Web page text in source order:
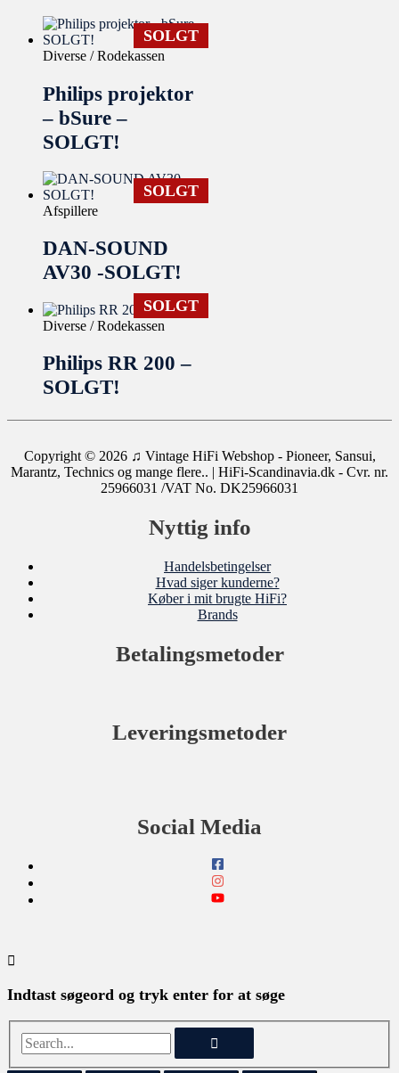
SOLGT
Diverse / Rodekassen
Philips projektor
– bSure –
SOLGT!
SOLGT
Afspillere
DAN-SOUND
AV30 -SOLGT!
SOLGT
Diverse / Rodekassen
Philips RR 200 –
SOLGT!
Copyright © 2026 ♫ Vintage HiFi Webshop - Pioneer, Sansui,
Marantz, Technics og mange flere.. | HiFi-Scandinavia.dk - Cvr. nr.
25966031 /VAT No. DK25966031
Nyttig info
Handelsbetingelser
Hvad siger kunderne?
Køber i mit brugte HiFi?
Brands
Betalingsmetoder
Leveringsmetoder
Social Media
Indtast søgeord og tryk enter for at søge